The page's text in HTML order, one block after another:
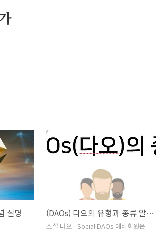
설명 (DAOs) 다오의 유형과 종류 알아보기 2편 - 그랜트 다오, 컬렉터 다오, 소셜 다오
소셜 다오 - Social DAOs 예비회원은